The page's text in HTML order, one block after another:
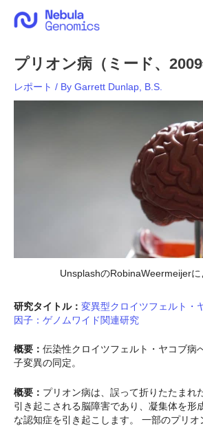
プリオン病（ミード、2009
レポート / By Garrett Dunlap, B.S.
UnsplashのRobinaWeermeijerに
研究タイトル： 変異型クロイツフェルト・
因子：ゲノムワイド関連研究
概要： 伝染性クロイツフェルト・ヤコブ病
子変異の同定。
概要： プリオン病は、誤って折りたたまれ
引き起こされる脳障害であり、凝集体を形
な認知症を引き起こします。 一部のプリオ